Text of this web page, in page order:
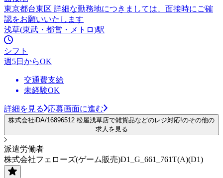
東京都台東区 詳細な勤務地につきましては、面接時にご確
認をお願いいたします
浅草(東武・都営・メトロ)駅
シフト
週5日からOK
交通費支給
未経験OK
詳細を見る 応募画面に進む
株式会社iDA/16896512 松屋浅草店で雑貨品などのレジ対応!のその他の
求人を見る
派遣労働者
株式会社フェローズ(ゲーム販売)D1_G_661_761T(A)(D1)